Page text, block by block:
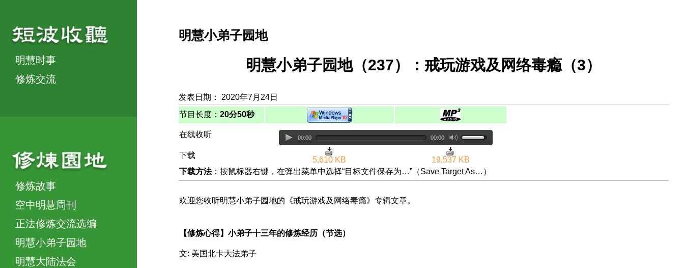
明慧时事
修炼交流
修炼故事
空中明慧周刊
正法修炼交流选编
明慧小弟子园地
明慧大陆法会
明慧小弟子园地
明慧小弟子园地（237）：戒玩游戏及网络毒瘾（3）
发表日期： 2020年7月24日
节目长度： 20分50秒
在线收听 00:00 00:00
下载
5,610 KB
19,537 KB
下载方法：按鼠标器右键，在弹出菜单中选择“目标文件保存为…”（Save TargetAs…）
欢迎您收听明慧小弟子园地的《戒玩游戏及网络毒瘾》专辑文章。
【修炼心得】小弟子十三年的修炼经历（节选）
文: 美国北卡大法弟子